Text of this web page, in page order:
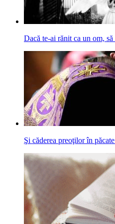
Dacă te-ai rănit ca un om,
Şi căderea preoţilor în